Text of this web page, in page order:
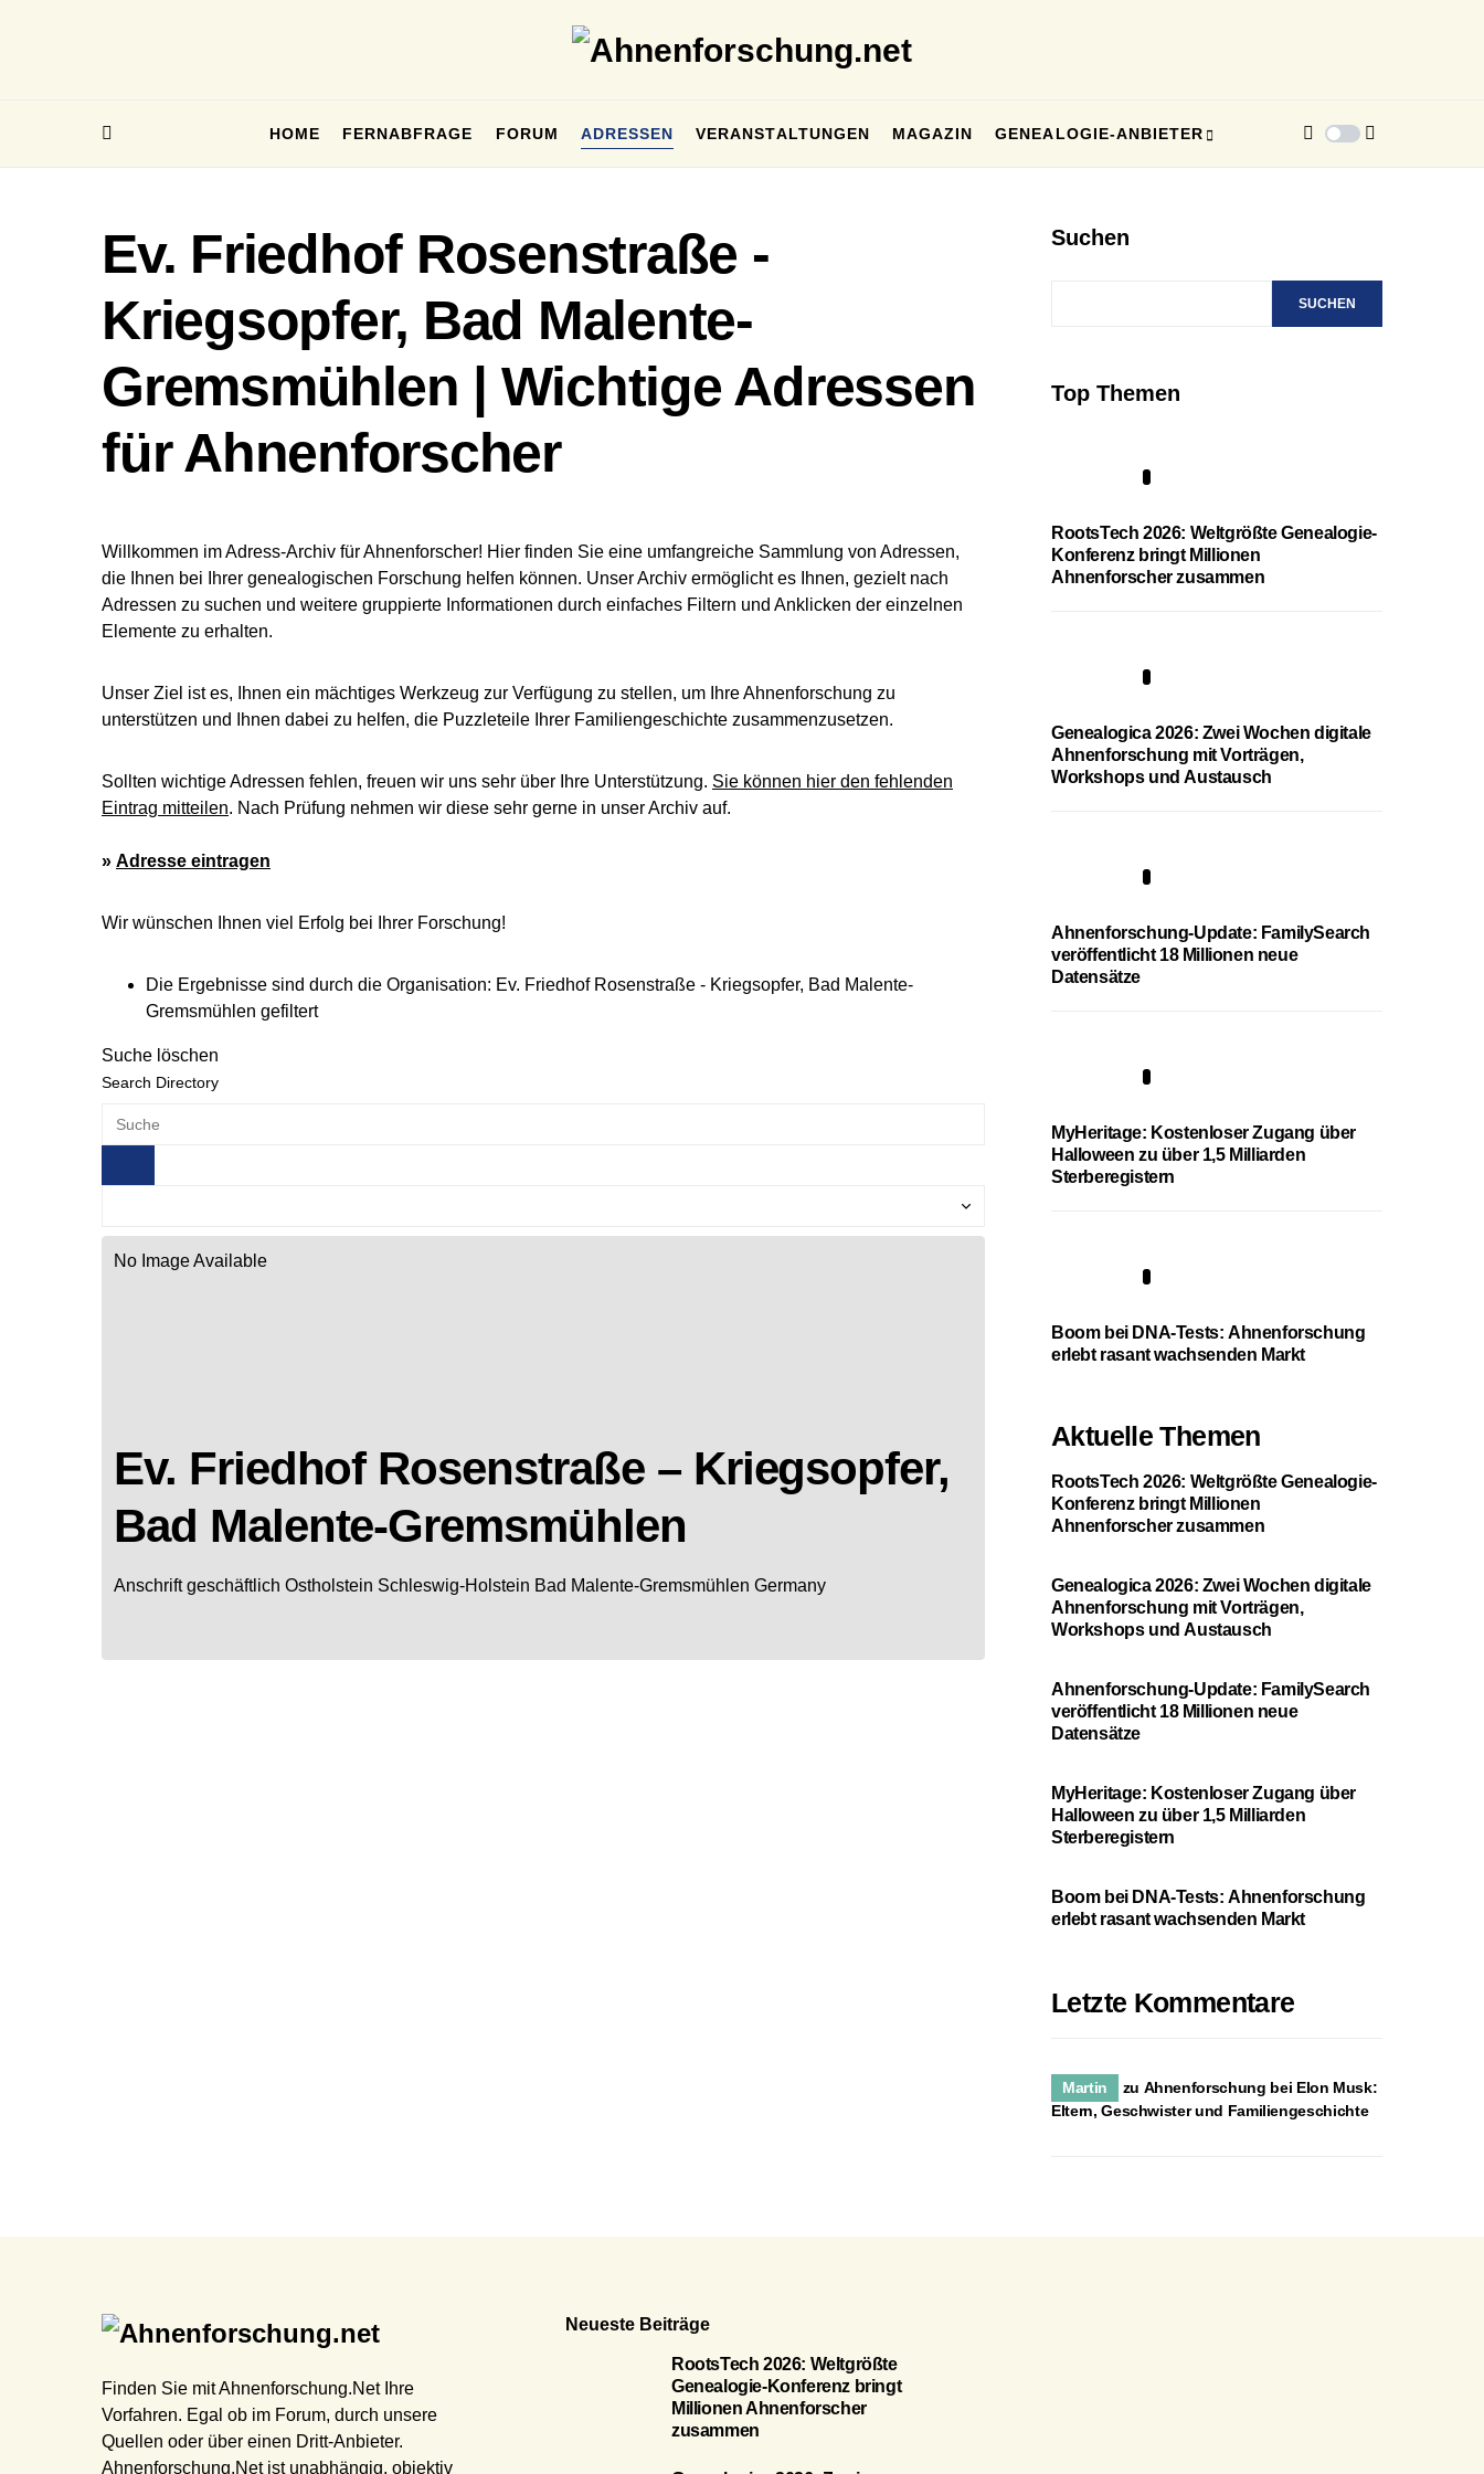
HOME FERNABFRAGE FORUM ADRESSEN VERANSTALTUNGEN MAGAZIN GENEALOGIE-ANBIETER
Ev. Friedhof Rosenstraße -
Kriegsopfer, Bad Malente-
Gremsmühlen | Wichtige Adressen
für Ahnenforscher
Willkommen im Adress-Archiv für Ahnenforscher! Hier finden Sie eine umfangreiche Sammlung von Adressen,
die Ihnen bei Ihrer genealogischen Forschung helfen können. Unser Archiv ermöglicht es Ihnen, gezielt nach
Adressen zu suchen und weitere gruppierte Informationen durch einfaches Filtern und Anklicken der einzelnen
Elemente zu erhalten.
Unser Ziel ist es, Ihnen ein mächtiges Werkzeug zur Verfügung zu stellen, um Ihre Ahnenforschung zu
unterstützen und Ihnen dabei zu helfen, die Puzzleteile Ihrer Familiengeschichte zusammenzusetzen.
Sollten wichtige Adressen fehlen, freuen wir uns sehr über Ihre Unterstützung. Sie können hier den fehlenden
Eintrag mitteilen. Nach Prüfung nehmen wir diese sehr gerne in unser Archiv auf.
» Adresse eintragen
Wir wünschen Ihnen viel Erfolg bei Ihrer Forschung!
Die Ergebnisse sind durch die Organisation: Ev. Friedhof Rosenstraße - Kriegsopfer, Bad Malente-
Gremsmühlen gefiltert
Suche löschen
Search Directory
No Image Available
Ev. Friedhof Rosenstraße – Kriegsopfer,
Bad Malente-Gremsmühlen
Anschrift geschäftlich Ostholstein Schleswig-Holstein Bad Malente-Gremsmühlen Germany
Suchen
SUCHEN
Top Themen
RootsTech 2026: Weltgrößte Genealogie-
Konferenz bringt Millionen
Ahnenforscher zusammen
Genealogica 2026: Zwei Wochen digitale
Ahnenforschung mit Vorträgen,
Workshops und Austausch
Ahnenforschung-Update: FamilySearch
veröffentlicht 18 Millionen neue
Datensätze
MyHeritage: Kostenloser Zugang über
Halloween zu über 1,5 Milliarden
Sterberegistern
Boom bei DNA-Tests: Ahnenforschung
erlebt rasant wachsenden Markt
Aktuelle Themen
RootsTech 2026: Weltgrößte Genealogie-
Konferenz bringt Millionen
Ahnenforscher zusammen
Genealogica 2026: Zwei Wochen digitale
Ahnenforschung mit Vorträgen,
Workshops und Austausch
Ahnenforschung-Update: FamilySearch
veröffentlicht 18 Millionen neue
Datensätze
MyHeritage: Kostenloser Zugang über
Halloween zu über 1,5 Milliarden
Sterberegistern
Boom bei DNA-Tests: Ahnenforschung
erlebt rasant wachsenden Markt
Letzte Kommentare
Martin zu Ahnenforschung bei Elon Musk:
Eltern, Geschwister und Familiengeschichte
Finden Sie mit Ahnenforschung.Net Ihre
Vorfahren. Egal ob im Forum, durch unsere
Quellen oder über einen Dritt-Anbieter.
Ahnenforschung.Net ist unabhängig, objektiv
Neueste Beiträge
RootsTech 2026: Weltgrößte
Genealogie-Konferenz bringt
Millionen Ahnenforscher
zusammen